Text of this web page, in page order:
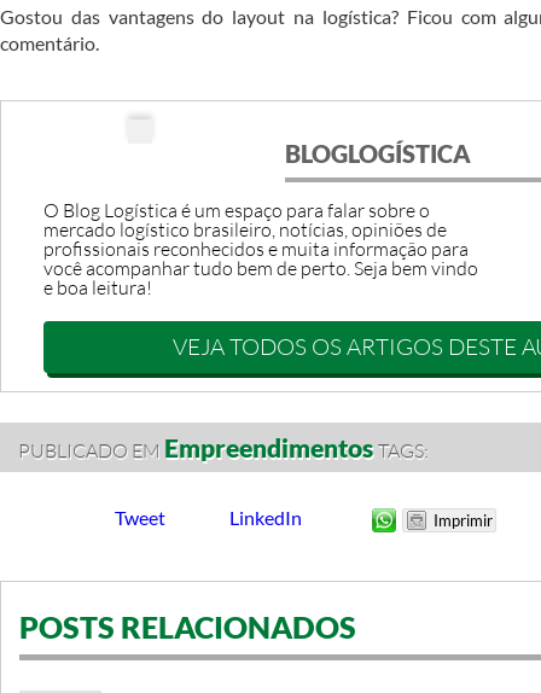
Gostou das vantagens do layout na logística? Ficou com
comentário.
BLOGLOGÍSTICA
O Blog Logística é um espaço para falar sobre o
mercado logístico brasileiro, notícias, opiniões de
profissionais reconhecidos e muita informação para
você acompanhar tudo bem de perto. Seja bem vindo
e boa leitura!
VEJA TODOS OS ARTIGOS DESTE
PUBLICADO EM EmpreendimentosTAGS:
Tweet LinkedIn
POSTS RELACIONADOS